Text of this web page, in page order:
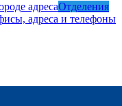
Отделения
адреса и телефоны